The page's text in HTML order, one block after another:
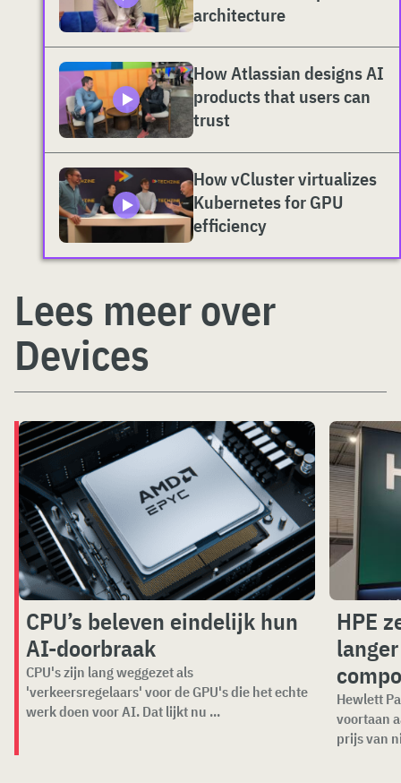
architecture
How Atlassian designs AI
products that users can
trust
How vCluster virtualizes
Kubernetes for GPU
efficiency
Lees meer over
Devices
CPU’s beleven eindelijk hun
AI-doorbraak
CPU's zijn lang weggezet als
'verkeersregelaars' voor de GPU's die het echte
werk doen voor AI. Dat lijkt nu ...
HPE
Hewlett
voortaan
prijs van